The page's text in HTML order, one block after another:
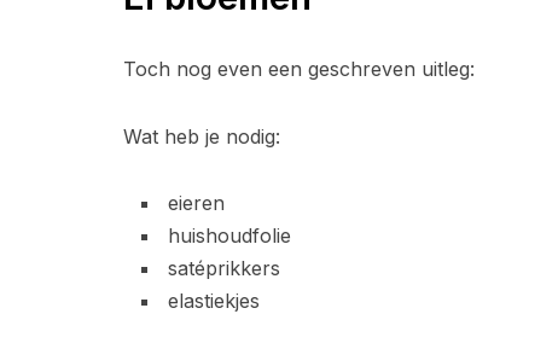
Toch nog even een geschreven uitleg:
Wat heb je nodig:
eieren
huishoudfolie
satéprikkers
elastiekjes